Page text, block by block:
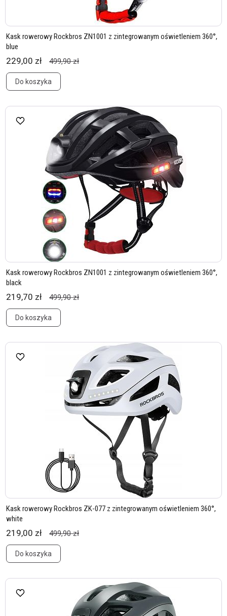
Kask rowerowy Rockbros ZN1001 z zintegrowanym oświetleniem 360°,
blue
229,00 zł 499,90 zł
Do koszyka
Kask rowerowy Rockbros ZN1001 z zintegrowanym oświetleniem 360°,
black
219,70 zł 499,90 zł
Do koszyka
Kask rowerowy Rockbros ZK-077 z zintegrowanym oświetleniem 360°,
white
219,00 zł 499,90 zł
Do koszyka